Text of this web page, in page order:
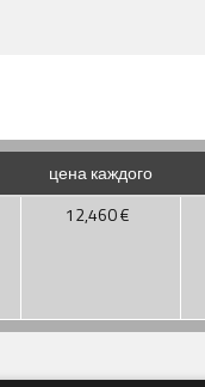
цена каждого
12,460€